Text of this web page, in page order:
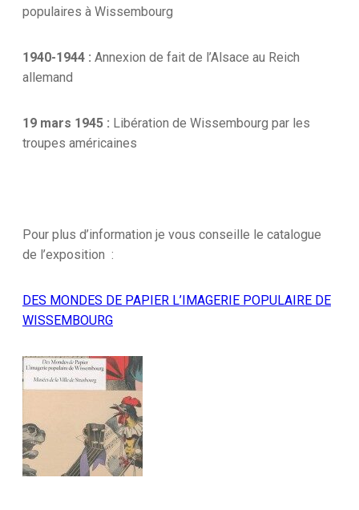
populaires à Wissembourg
1940-1944 : Annexion de fait de l’Alsace au Reich
allemand
19 mars 1945 : Libération de Wissembourg par les
troupes américaines
Pour plus d’information je vous conseille le catalogue
de l’exposition :
DES MONDES DE PAPIER L’IMAGERIE POPULAIRE DE
WISSEMBOURG